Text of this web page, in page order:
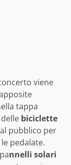
viene
tappa
biciclette
pubblico per
pedalate.
nnelli solari